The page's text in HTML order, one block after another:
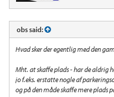
obs said:
Hvad sker der egentlig med den
Mht. at skaffe plads - har de aldrig
jo f.eks. erstatte nogle af
og på den måde skaffe mere plads